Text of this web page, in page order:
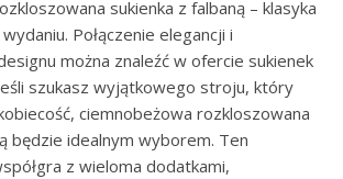
sukienka z falbaną – klasyka
Połączenie elegancji i
można znaleźć w ofercie sukienek
szukasz wyjątkowego stroju, który
ciemnobeżowa rozkloszowana
będzie idealnym wyborem. Ten
z wieloma dodatkami,